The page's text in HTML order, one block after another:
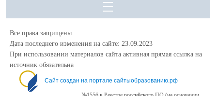
Все права защищены.
Дата последнего изменения на сайте: 23.09.2023
При использовании материалов сайта активная прямая ссылка на
источник обязательна
Сайт создан на портале сайтыобразованию.рф